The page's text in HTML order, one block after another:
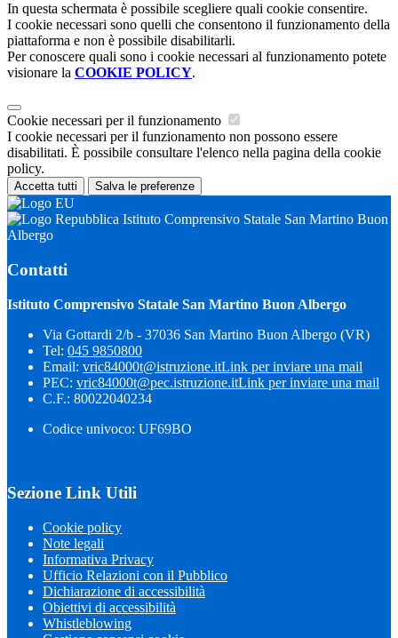
In questa schermata è possibile scegliere quali cookie consentire.
I cookie necessari sono quelli che consentono il funzionamento della
piattaforma e non è possibile disabilitarli.
Per conoscere quali sono i cookie necessari al funzionamento potete
visionare la COOKIE POLICY.
Cookie necessari per il funzionamento
I cookie necessari per il funzionamento non possono essere
disabilitati. È possibile consultare l'elenco nella pagina della cookie
policy.
Accetta tutti Salva le preferenze
Istituto Comprensivo Statale San Martino Buon
Albergo
Contatti
Istituto Comprensivo Statale San Martino Buon Albergo
Via Gottardi 2/b - 37036 San Martino Buon Albergo (VR)
Tel: 045 9850800
Email: vric84000t@istruzione.itLink per inviare una mail
PEC: vric84000t@pec.istruzione.itLink per inviare una mail
C.F.: 80022040234
Codice univoco: UF69BO
Sezione Link Utili
Cookie policy
Note legali
Informativa Privacy
Ufficio Relazioni con il Pubblico
Dichiarazione di accessibilità
Obiettivi di accessibilità
Whistleblowing